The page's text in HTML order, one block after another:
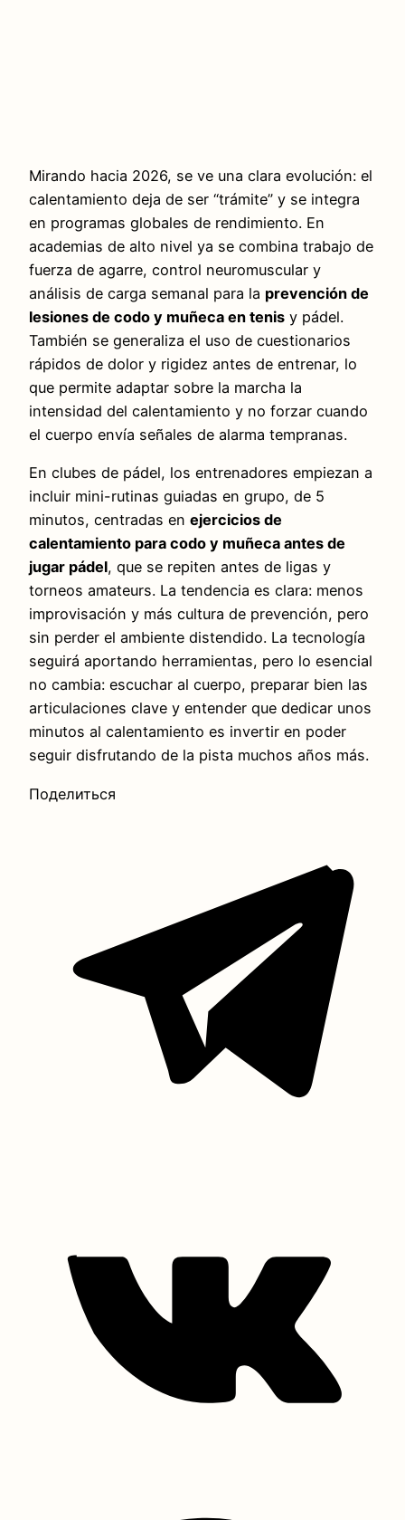
Mirando hacia 2026, se ve una clara evolución: el
calentamiento deja de ser “trámite” y se integra
en programas globales de rendimiento. En
academias de alto nivel ya se combina trabajo de
fuerza de agarre, control neuromuscular y
análisis de carga semanal para la prevención de
lesiones de codo y muñeca en tenis y pádel.
También se generaliza el uso de cuestionarios
rápidos de dolor y rigidez antes de entrenar, lo
que permite adaptar sobre la marcha la
intensidad del calentamiento y no forzar cuando
el cuerpo envía señales de alarma tempranas.
En clubes de pádel, los entrenadores empiezan a
incluir mini-rutinas guiadas en grupo, de 5
minutos, centradas en ejercicios de
calentamiento para codo y muñeca antes de
jugar pádel, que se repiten antes de ligas y
torneos amateurs. La tendencia es clara: menos
improvisación y más cultura de prevención, pero
sin perder el ambiente distendido. La tecnología
seguirá aportando herramientas, pero lo esencial
no cambia: escuchar al cuerpo, preparar bien las
articulaciones clave y entender que dedicar unos
minutos al calentamiento es invertir en poder
seguir disfrutando de la pista muchos años más.
Поделиться